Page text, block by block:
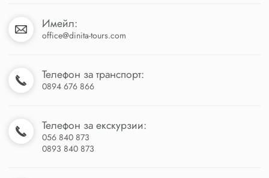
Имейл:
office@dinita-tours.com
Телефон за транспорт:
0894 676 866
Телефон за екскурзии:
056 840 873
0893 840 873